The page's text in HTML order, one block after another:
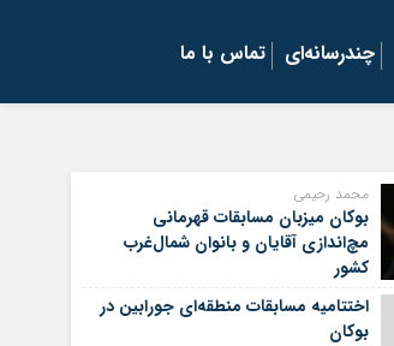
چندرسانه‌ای تماس با ما
محمد رحیمی
بوکان میزبان مسابقات قهرمانی
مچ‌اندازی آقایان و بانوان شمال‌غرب
کشور
اختتامیه مسابقات منطقه‌ای جورابین در
بوکان